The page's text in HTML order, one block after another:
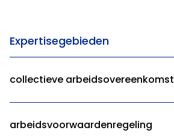
Expertisegebieden
collectieve arbeidsovereenkomst
arbeidsvoorwaardenregeling